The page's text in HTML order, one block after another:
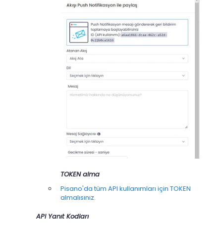
TOKEN alma
Pisano'da tüm API kullanımları için TOKEN
almalısınız.
API Yanıt Kodları